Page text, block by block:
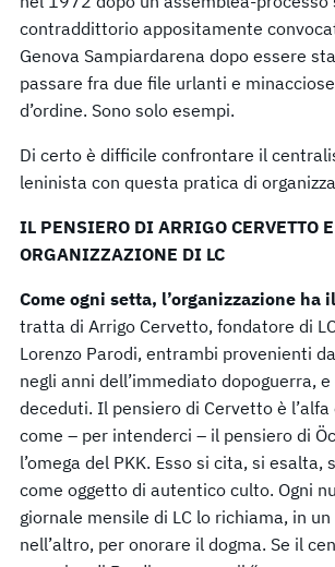
contraddittorio appositamente
Genova Sampiardarena dopo essere
passare fra due file urlanti e
d’ordine. Sono solo esempi.
Di certo è difficile confrontare il
leninista con questa pratica di
IL PENSIERO DI ARRIGO CERVETTO
ORGANIZZAZIONE DI LC
Come ogni setta, l’organizzazione ha
tratta di Arrigo Cervetto, fondatore di
Lorenzo Parodi, entrambi provenienti
negli anni dell’immediato dopoguerra,
deceduti. Il pensiero di Cervetto è l’alfa
come – per intenderci – il pensiero di
l’omega del PKK. Esso si cita, si esalta,
come oggetto di autentico culto. Ogni
giornale mensile di LC lo richiama, in
nell’altro, per onorare il dogma. Se il